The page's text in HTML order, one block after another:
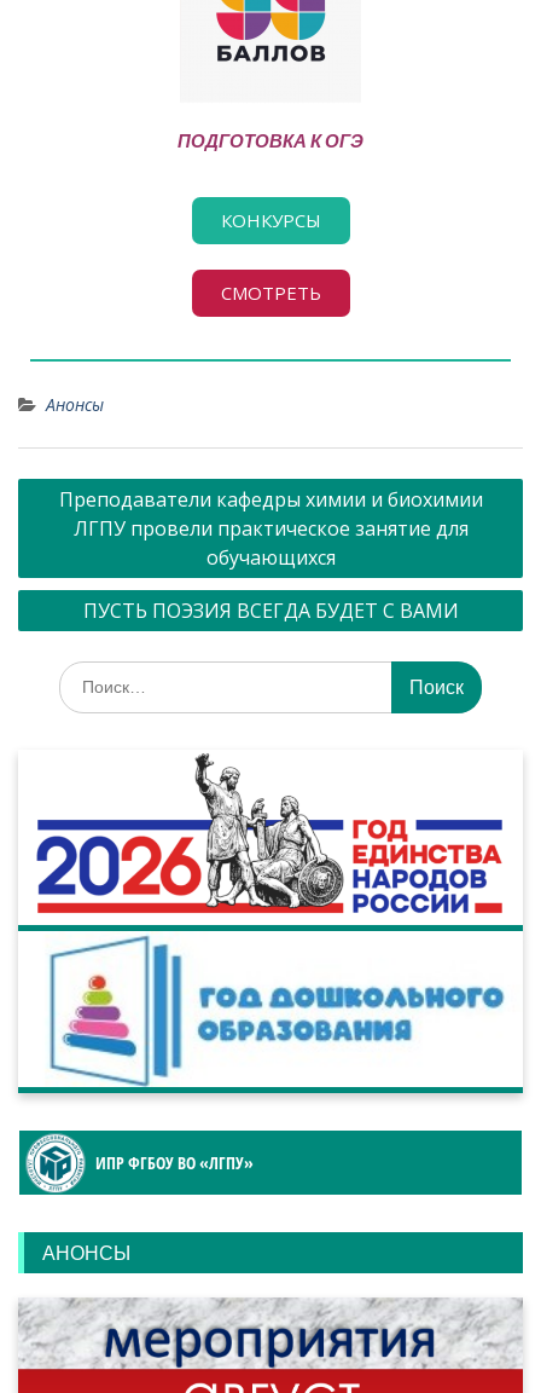
ПОДГОТОВКА К ОГЭ
КОНКУРСЫ
СМОТРЕТЬ
Анонсы
Преподаватели кафедры химии и биохимии
ЛГПУ провели практическое занятие для
обучающихся
ПУСТЬ ПОЭЗИЯ ВСЕГДА БУДЕТ С ВАМИ
ИПР ФГБОУ ВО «ЛГПУ»
АНОНСЫ